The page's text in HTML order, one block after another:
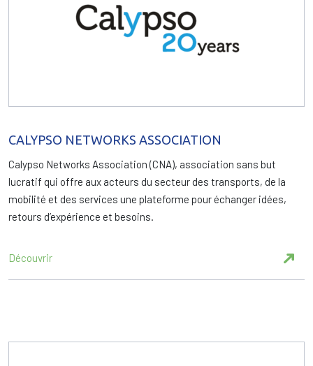
CALYPSO NETWORKS ASSOCIATION
Calypso Networks Association (CNA), association sans but
lucratif qui offre aux acteurs du secteur des transports, de la
mobilité et des services une plateforme pour échanger idées,
retours d’expérience et besoins.
Découvrir